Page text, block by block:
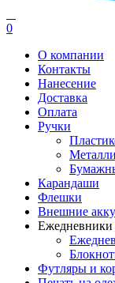
0
О компании
Контакты
Нанесение
Доставка
Оплата
Ручки
Карандаши
Флешки
Внешние
Футляры и